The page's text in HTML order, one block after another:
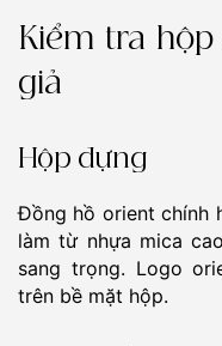
Kiểm tra
giả
Hộp đựng
Đồng hồ orient chính
làm từ nhựa mica
sang trọng. Logo
trên bề mặt hộp.